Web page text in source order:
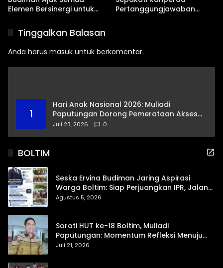
Elemen Bersinergi untuk
Pertanggungjawaban
Tinggalkan Balasan
Anda harus masuk untuk berkomentar.
1
Hari Anak Nasional 2026: Muliadi
Paputungan Dorong Pemerataan Akses
Pendidikan dan Proteksi Digital Anak Sulut
Juli 23, 2026 0
BOLTIM
Seska Ervina Budiman Jaring Aspirasi
Warga Boltim: Siap Perjuangkan IPR, Jalan
Trans, hingga Pemasaran UMKM
Agustus 5, 2026
Soroti HUT ke-18 Boltim, Muliadi
Paputungan: Momentum Refleksi Menuju
Daerah Mandiri dan Berdaya Saing
Juli 21, 2026